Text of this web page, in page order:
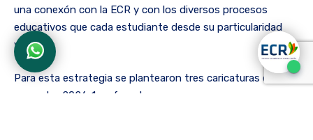
una conexón con la ECR y con los diversos procesos
educativos que cada estudiante desde su particularidad
vive.
Para esta estrategia se plantearon tres caricaturas en el
semestre 2026-1, enfocadas en